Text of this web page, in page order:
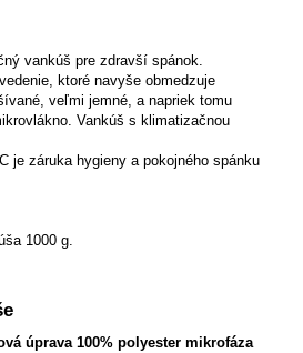
vankúš pre zdravší spánok.
ktoré navyše obmedzuje
veľmi jemné, a napriek tomu
Vankúš s klimatizačnou
je záruka hygieny a pokojného spánku
1000 g.
úprava 100% polyester mikrofáza